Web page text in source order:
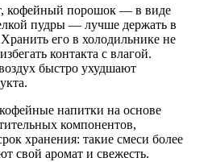
кофейный порошок — в виде
пудры — лучше держать в
его в холодильнике не
контакта с влагой.
быстро ухудшают
напитки на основе
компонентов,
хранения: такие смеси более
свой аромат и свежесть.